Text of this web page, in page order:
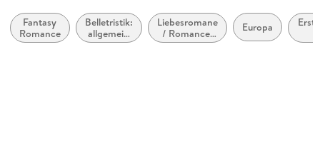
Autor/Autorin
Bianca Iosivoni, Laura Kneidl
Fantasy
Romance
Belletristik:
allgemein
und
Liebesromane
/ Romance:
Romantasy,
Europa